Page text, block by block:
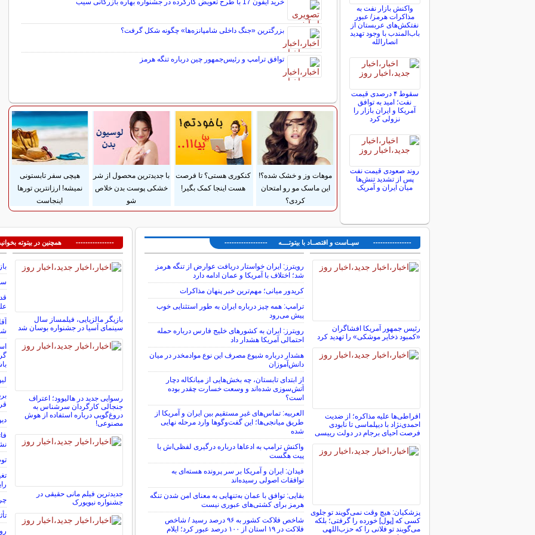
خرید آیفون 17 با طرح تعویض کارکرده در جشنواره بهاره بازرگانی سیب
بزرگترین «جنگ داخلی شامپانزه‌ها» چگونه شکل گرفت؟
توافق ترامپ و رئیس‌جمهور چین درباره تنگه هرمز
سایر خبرهای داغ
موهات وز و خشک شده؟!
این ماسک مو رو امتحان
کردی؟
کنکوری هستی؟ تا فرصت
هست اینجا کمک بگیر!
با جدیدترین محصول از شر
خشکی پوست بدن خلاص
شو
هیچی سفر تابستونی
نمیشه! ارزانترین تورها
اینجاست
واکنش بازار نفت به
مذاکرات هرمز/ عبور
نفتکش‌های عربستان از
باب‌المندب با وجود تهدید
انصارالله
سقوط ۴ درصدی قیمت
نفت؛ امید به توافق
آمریکا و ایران بازار را
نزولی کرد
روند صعودی قیمت نفت
پس از تشدید تنش‌ها
میان ایران و آمریک
---------------- سیــاست و اقتصــاد با بیتوتــــه ------------------
رئیس جمهور آمریکا افشاگران
«کمبود ذخایر موشکی» را تهدید کرد
افراطی‌ها علیه مذاکره؛ از ضدیت
احمدی‌نژاد با دیپلماسی تا نابودی
فرصت احیای برجام در دولت رییسی
پزشکیان: هیچ وقت نمی‌گویند تو جلوی
کسی که [پول] خورده را گرفتی؛ بلکه
می‌گویند تو فلانی را که حزب‌اللهی
رویترز: ایران خواستار دریافت عوارض از تنگه هرمز
شد؛ اختلاف با آمریکا و عمان ادامه دارد
کریدور میانی؛ مهم‌ترین خبر پنهان مذاکرات
ترامپ: همه چیز درباره ایران به طور استثنایی خوب
پیش می‌رود
رویترز: ایران به کشورهای خلیج فارس درباره حمله
احتمالی آمریکا هشدار داد
هشدار درباره شیوع مصرف این نوع موادمخدر در میان
دانش‌آموزان
از ابتدای تابستان، چه بخش‌هایی از میانکاله دچار
آتش‌سوزی شده‌اند و وسعت خسارت چقدر بوده
است؟
العربیه: تماس‌های غیر مستقیم بین ایران و آمریکا از
طریق میانجی‌ها؛ این گفت‌و‌گو‌ها وارد مرحله نهایی
شده
واکنش ترامپ به ادعاها درباره درگیری لفظی‌اش با
پیت هگست
فیدان: ایران و آمریکا بر سر پرونده هسته‌ای به
توافقات اصولی رسیده‌اند
بقایی: توافق با عمان به‌تنهایی به معنای امن شدن تنگه
هرمز برای کشتی‌های عبوری نیست
شاخص فلاکت کشور به ۹۶ درصد رسید / شاخص
فلاکت در ۱۹ استان از ۱۰۰ درصد عبور کرد؛ ایلام
---------------- همچنین در بیتوته
بازیگر مالزیایی، فیلمساز سال
سینمای آسیا در جشنواره بوسان شد
رسوایی جدید در هالیوود؛ اعتراف
جنجالی کارگردان سرشناس به
دروغ‌گویی درباره استفاده از هوش
مصنوعی!
جدیدترین فیلم مانی حقیقی در
جشنواره نیویورک
شما ۴۸٬۰۰۰٬۰۰۰٬۰۰۰